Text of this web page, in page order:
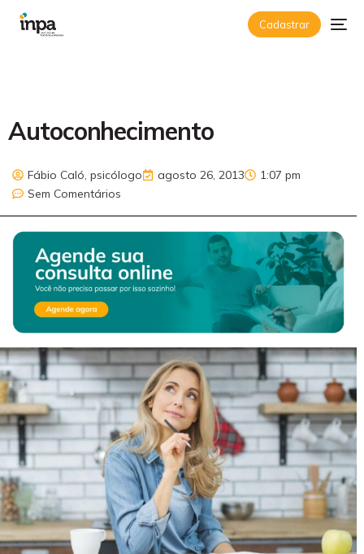
Cadastrar
Autoconhecimento
Fábio Caló, psicólogo agosto 26, 2013
1:07 pm
Sem Comentários